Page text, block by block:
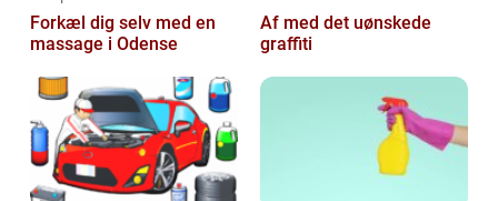
Forkæl dig selv med en
massage i Odense
Af med det uønskede
graffiti